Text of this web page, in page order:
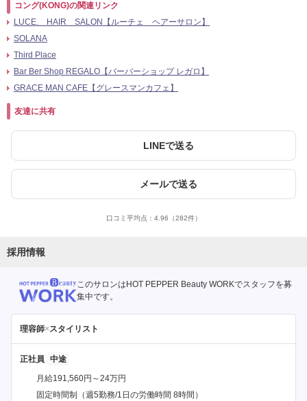
コング(KONG)の関連リンク
LUCE. HAIR SALON【ルーチェ ヘアーサロン】
SOLANA
Third Place
Bar Ber Shop REGALO【バーバーショップ レガロ】
GRACE MAN CAFE【グレースマンカフェ】
友達に共有
LINEで送る
メールで送る
口コミ平均点： 4.96 （282件）
採用情報
このサロンはHOT PEPPER Beauty WORKでスタッフを募
集中です。
理容師×スタイリスト
正社員
月給191,560円～24万円
固定時間制（週5勤務/1日の労働時間 8時間）